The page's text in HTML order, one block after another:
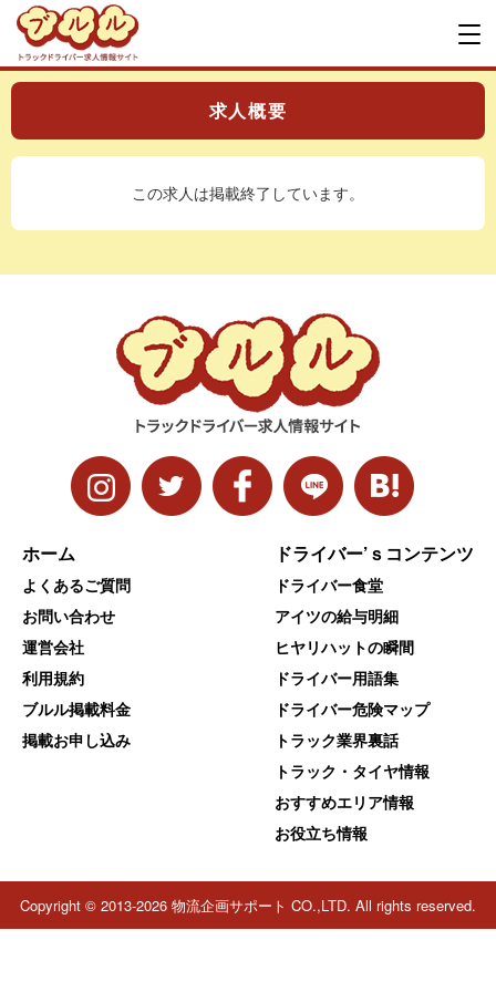
求人概要
この求人は掲載終了しています。
ホーム
よくあるご質問
お問い合わせ
運営会社
利用規約
ブルル掲載料金
掲載お申し込み
ドライバー’ｓコンテンツ
ドライバー食堂
アイツの給与明細
ヒヤリハットの瞬間
ドライバー用語集
ドライバー危険マップ
トラック業界裏話
トラック・タイヤ情報
おすすめエリア情報
お役立ち情報
Copyright © 2013-2026 物流企画サポート CO.,LTD. All rights reserved.